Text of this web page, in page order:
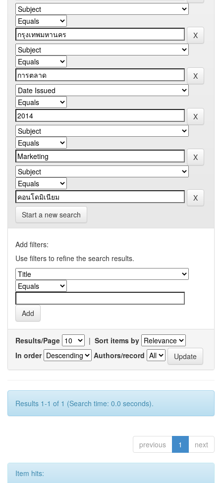
Start a new search
Add filters:
Use filters to refine the search results.
Results/Page | Sort items by
In order
Authors/record
Results 1-1 of 1 (Search time: 0.0 seconds).
previous 1 next
Item hits: